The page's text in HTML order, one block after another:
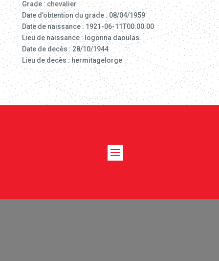
Grade : chevalier
Date d’obtention du grade : 08/04/1959
Date de naissance : 1921-06-11T00:00:00
Lieu de naissance : logonna daoulas
Date de decès : 28/10/1944
Lieu de decès : hermitagelorge